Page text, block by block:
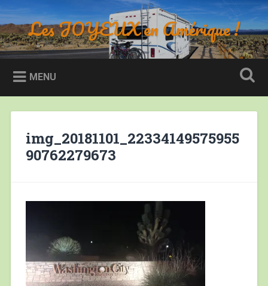
au
contenu
principal
RechercheLes JOYEUX en Amérique !
MENU
img_20181101_22334149575955
90762279673